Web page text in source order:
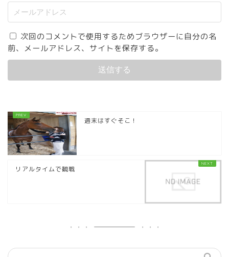
次回のコメントで使用するためブラウザーに自分の名
前、メールアドレス、サイトを保存する。
週末はすぐそこ！
リアルタイムで観戦